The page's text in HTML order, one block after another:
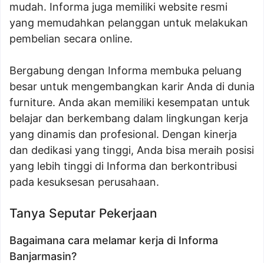
mudah. Informa juga memiliki website resmi
yang memudahkan pelanggan untuk melakukan
pembelian secara online.
Bergabung dengan Informa membuka peluang
besar untuk mengembangkan karir Anda di dunia
furniture. Anda akan memiliki kesempatan untuk
belajar dan berkembang dalam lingkungan kerja
yang dinamis dan profesional. Dengan kinerja
dan dedikasi yang tinggi, Anda bisa meraih posisi
yang lebih tinggi di Informa dan berkontribusi
pada kesuksesan perusahaan.
Tanya Seputar Pekerjaan
Bagaimana cara melamar kerja di Informa
Banjarmasin?